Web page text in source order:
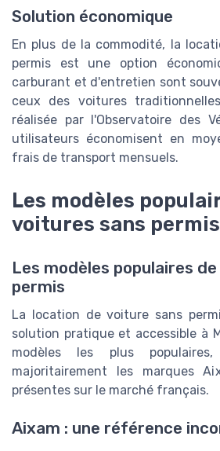
Solution économique
En plus de la commodité, la
permis est une option
carburant et d'entretien sont
ceux des voitures
réalisée par l'Observatoire des
utilisateurs économisent en
frais de transport mensuels.
Les modèles
voitures sans permis
Les modèles populaires
permis
La location de voiture sans
solution pratique et accessible à
modèles les plus
majoritairement les marques
présentes sur le marché français.
Aixam : une référence